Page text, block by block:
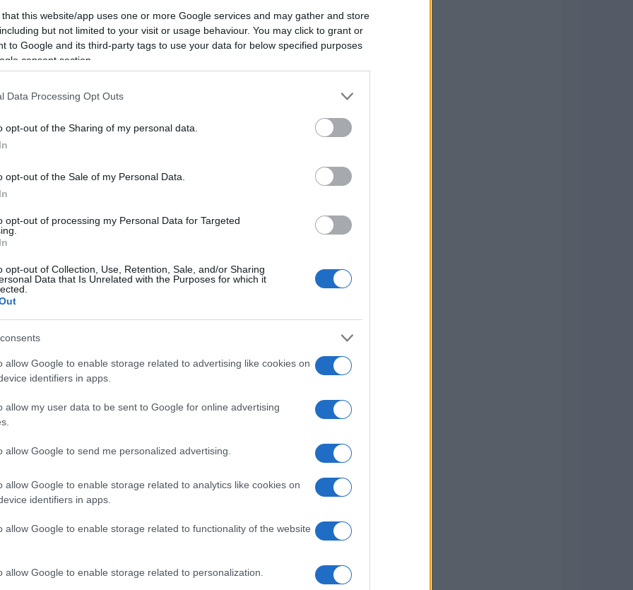
that this website/app uses one or more Google services and may gather and store
but not limited to your visit or usage behaviour. You may click to grant or
to Google and its third-party tags to use your data for below specified purposes
consent section.
Data Processing Opt Outs
opt-out of the Sharing of my personal data.
opt-out of the Sale of my Personal Data.
opt-out of processing my Personal Data for Targeted
opt-out of Collection, Use, Retention, Sale, and/or Sharing
Data that Is Unrelated with the Purposes for which it
allow Google to enable storage related to advertising like cookies on
identifiers in apps.
allow my user data to be sent to Google for online advertising
allow Google to send me personalized advertising.
allow Google to enable storage related to analytics like cookies on
identifiers in apps.
allow Google to enable storage related to functionality of the website
allow Google to enable storage related to personalization.
di come le sfide personali possano
A soli 17 anni, Valeria ha affrontato una
che avrebbe potuto segnare
determinazione e la passione per la
nell’accessibilità digitale, lavorando
percorso non è stato semplice, ma
la motivazione per contribuire a un
digitale
nel rendere la vita quotidiana più accessibile
Valeria, attraverso il suo lavoro, si
siano utilizzabili da chiunque,
fisiche. L’accessibilità digitale non è solo
di giustizia sociale. È fondamentale che